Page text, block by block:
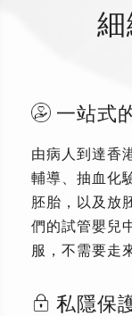
一站式
由病人到達香
輔導、抽血化
胚胎，以及放
們的試管嬰兒
服，不需要走
私隱保